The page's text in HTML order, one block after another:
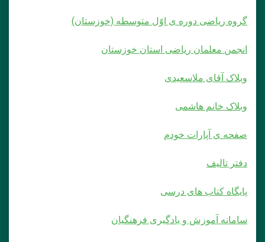
گروه ریاضی دوره ی اوّل متوسطه (خوزستان)
انجمن معلمان ریاضی استان خوزستان
وبلاک آقای ملاسعیدی
وبلاک خانم هاشمی
صفحه ی آپارات خودم
دفتر تالیف
پایگاه کتاب های درسی
سامانه آموزش و یادگیری فرهنگیان